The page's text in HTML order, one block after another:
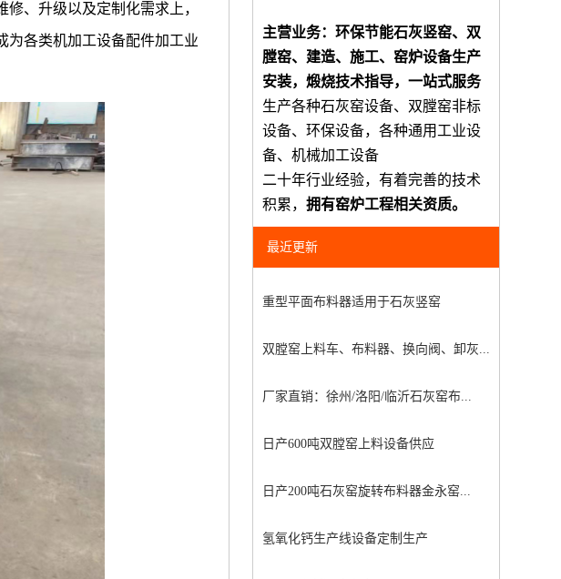
、升级以及定制化需求上，
为各类机加工设备配件加工业
主营业务：环保节能石灰竖窑、双
膛窑、建造、施工、窑炉设备生产
安装，煅烧技术指导，一站式服务
生产各种石灰窑设备、双膛窑非标
设备、环保设备，各种通用工业设
备、机械加工设备
二十年行业经验，有着完善的技术
积累， 拥有窑炉工程相关资质。
最近更新
重型平面布料器适用于石灰竖窑
双膛窑上料车、布料器、换向阀、卸灰...
厂家直销：徐州/洛阳/临沂石灰窑布...
日产600吨双膛窑上料设备供应
日产200吨石灰窑旋转布料器金永窑...
氢氧化钙生产线设备定制生产